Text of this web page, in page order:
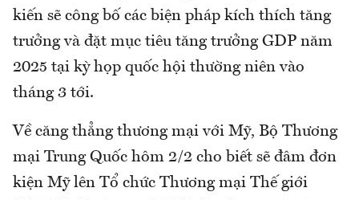
kiến sẽ công bố các biện pháp kích thích tăng
trưởng và đặt mục tiêu tăng trưởng GDP năm
2025 tại kỳ họp quốc hội thường niên vào
tháng 3 tới.
Về căng thẳng thương mại với Mỹ, Bộ Thương
mại Trung Quốc hôm 2/2 cho biết sẽ đâm đơn
kiện Mỹ lên Tổ chức Thương mại Thế giới